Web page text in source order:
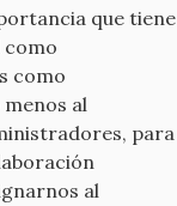
que tiene
como
como
al
para
al